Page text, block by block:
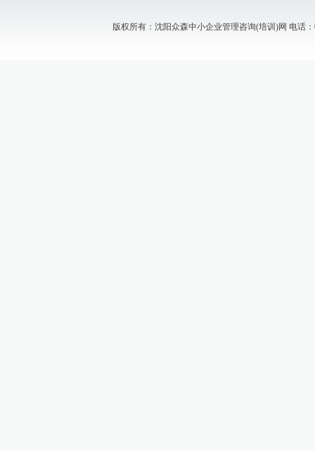
版权所有：沈阳众森中小企业管理咨询(培训)网 电话：